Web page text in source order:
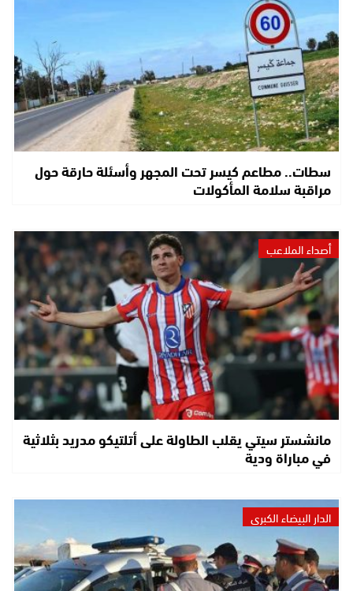
سطات.. مطاعم كيسر تحت المجهر وأسئلة حارقة حول
مراقبة سلامة المأكولات
أصداء الملاعب
مانشستر سيتي يقلب الطاولة على أتلتيكو مدريد بثلاثية
في مباراة ودية
الدار البيضاء الكبرى